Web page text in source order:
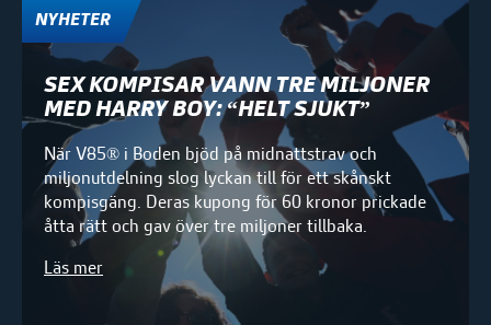
NYHETER
SEX KOMPISAR VANN TRE MILJONER
MED HARRY BOY: “HELT SJUKT”
När V85® i Boden bjöd på midnattstrav och
miljonutdelning slog lyckan till för ett skånskt
kompisgäng. Deras kupong för 60 kronor prickade
åtta rätt och gav över tre miljoner tillbaka.
Läs mer